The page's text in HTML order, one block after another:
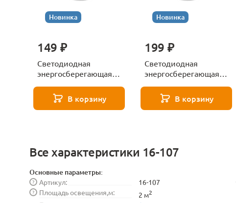
Новинка
149 ₽
Светодиодная
энергосберегающая
4000K Lightstar
943084-XS
В корзину
Новинка
199 ₽
Светодиодная
энергосберегающая
860LM 4000K Lightstar
943124-XS
В корзину
Все характеристики 16-107
Основные параметры:
Артикул:
?
16-107
Площадь освещения,м:
? 2 м2